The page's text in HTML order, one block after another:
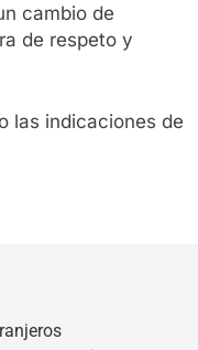
cambio de
de respeto y
las indicaciones de